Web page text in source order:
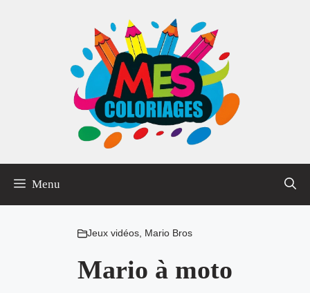
Menu
Jeux vidéos, Mario Bros
Mario à moto